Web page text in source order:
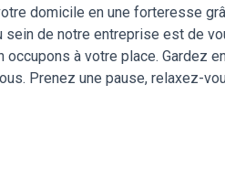
domicile en une forteresse
de notre entreprise est de
à votre place. Gardez
Prenez une pause, relaxez-